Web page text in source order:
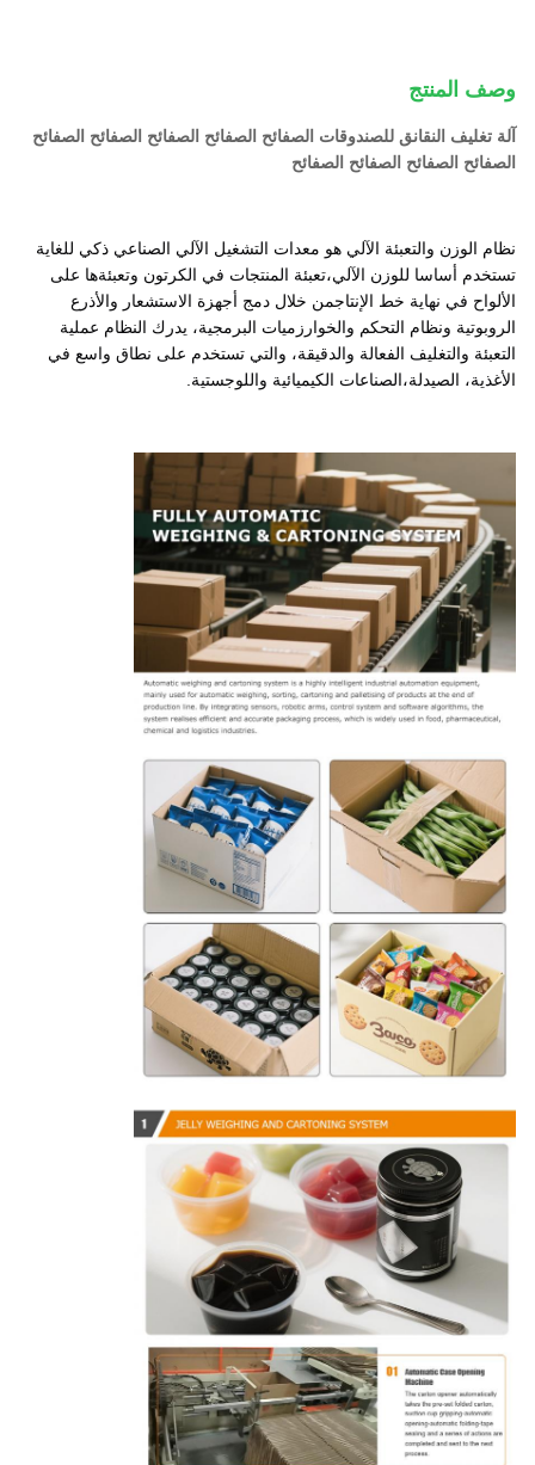
وصف المنتج
آلة تغليف النقانق للصندوقات الصفائح الصفائح الصفائح الصفائح الصفائح
الصفائح الصفائح الصفائح الصفائح
نظام الوزن والتعبئة الآلي هو معدات التشغيل الآلي الصناعي ذكي للغاية
تستخدم أساسا للوزن الآلي،تعبئة المنتجات في الكرتون وتعبئةها على
الألواح في نهاية خط الإنتاجمن خلال دمج أجهزة الاستشعار والأذرع
الروبوتية ونظام التحكم والخوارزميات البرمجية، يدرك النظام عملية
التعبئة والتغليف الفعالة والدقيقة، والتي تستخدم على نطاق واسع في
الأغذية، الصيدلة،الصناعات الكيميائية واللوجستية.